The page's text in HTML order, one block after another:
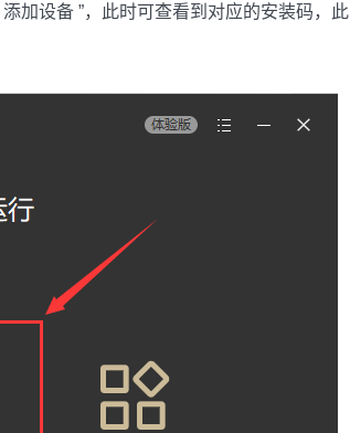
加设备 ”，此时可查看到对应的安装码，此